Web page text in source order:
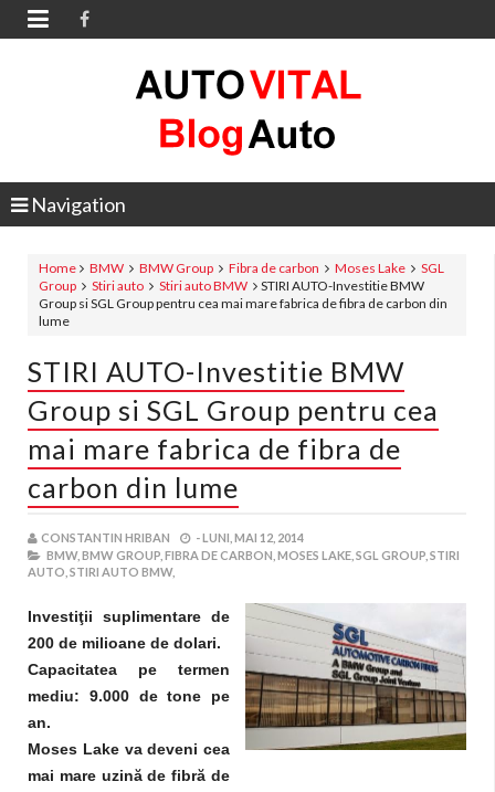

Navigation
Home BMW BMW Group Fibra de carbon Moses Lake
SGL
Group
Stiri auto Stiri auto BMW
STIRI AUTO-Investitie BMW
Group si SGL Group pentru cea mai mare fabrica de fibra de carbon din
lume
STIRI AUTO-Investitie BMW
Group si SGL Group pentru cea
mai mare fabrica de fibra de
carbon din lume
CONSTANTIN HRIBAN -LUNI, MAI 12, 2014
BMW, BMW GROUP, FIBRA DE CARBON, MOSES LAKE, SGL GROUP, STIRI
AUTO, STIRI AUTO BMW,
Investiţii suplimentare de
200 de milioane de dolari.
Capacitatea pe termen
mediu: 9.000 de tone pe
an.
Moses Lake va deveni cea
mai mare uzină de fibră de